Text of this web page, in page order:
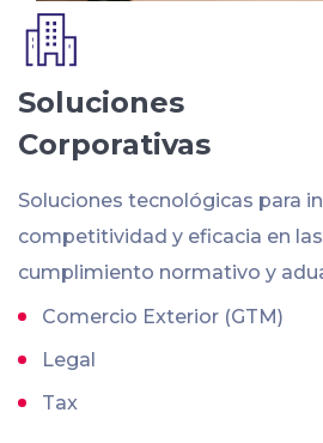
Soluciones
Corporativas
Soluciones tecnológicas para
competitividad y eficacia en
cumplimiento normativo y
Comercio Exterior (GTM)
Legal
Tax